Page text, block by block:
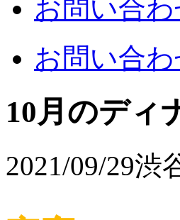
お問い合わ
お問い合わ
10月のディ
2021/09/29渋